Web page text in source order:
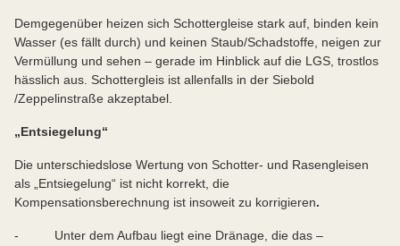
Demgegenüber heizen sich Schottergleise stark auf, binden kein
Wasser (es fällt durch) und keinen Staub/Schadstoffe, neigen zur
Vermüllung und sehen – gerade im Hinblick auf die LGS, trostlos
hässlich aus. Schottergleis ist allenfalls in der Siebold
/Zeppelinstraße akzeptabel.
„Entsiegelung“
Die unterschiedslose Wertung von Schotter- und Rasengleisen
als „Entsiegelung“ ist nicht korrekt, die
Kompensationsberechnung ist insoweit zu korrigieren.
- Unter dem Aufbau liegt eine Dränage, die das –